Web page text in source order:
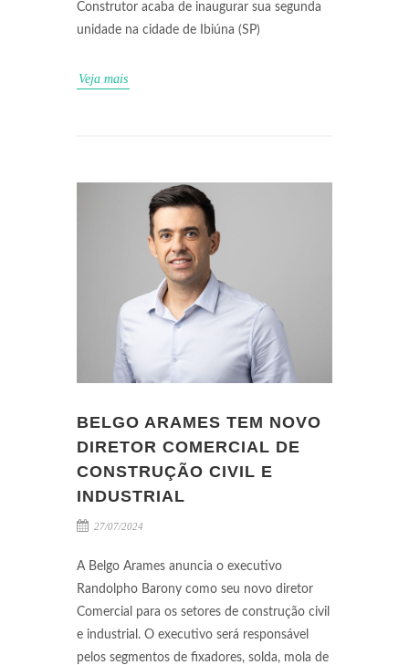
Construtor acaba de inaugurar sua segunda
unidade na cidade de Ibiúna (SP)
Veja mais
BELGO ARAMES TEM NOVO
DIRETOR COMERCIAL DE
CONSTRUÇÃO CIVIL E
INDUSTRIAL
27/07/2024
A Belgo Arames anuncia o executivo
Randolpho Barony como seu novo diretor
Comercial para os setores de construção civil
e industrial. O executivo será responsável
pelos segmentos de fixadores, solda, mola de